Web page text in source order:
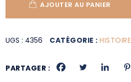
AJOUTER AU PANIER
UGS : 4356 CATÉGORIE :HISTOIRE
PARTAGER :